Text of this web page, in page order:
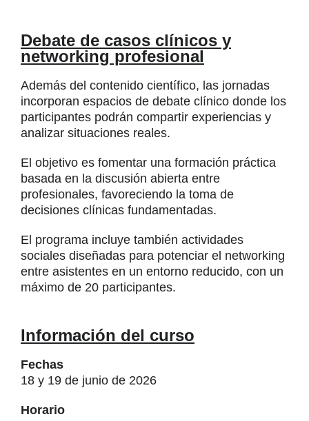
Debate de casos clínicos y
networking profesional
Además del contenido científico, las jornadas
incorporan espacios de debate clínico donde los
participantes podrán compartir experiencias y
analizar situaciones reales.
El objetivo es fomentar una formación práctica
basada en la discusión abierta entre
profesionales, favoreciendo la toma de
decisiones clínicas fundamentadas.
El programa incluye también actividades
sociales diseñadas para potenciar el networking
entre asistentes en un entorno reducido, con un
máximo de 20 participantes.
Información del curso
Fechas
18 y 19 de junio de 2026
Horario